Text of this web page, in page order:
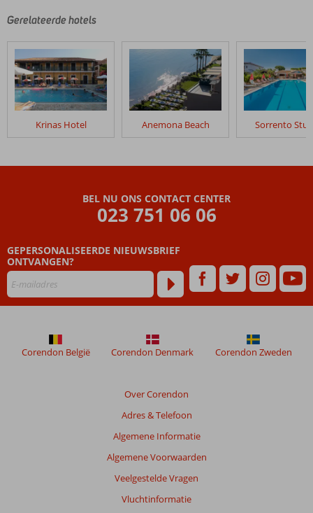
Gerelateerde hotels
Krinas Hotel Anemona Beach Sorrento
BEL NU ONS CONTACT CENTER
023 751 06 06
GEPERSONALISEERDE NIEUWSBRIEF
ONTVANGEN?
Over Corendon
Adres & Telefoon
Algemene Informatie
Algemene Voorwaarden
Veelgestelde Vragen
Vluchtinformatie
Corendon België Corendon Denmark Corendon Zweden